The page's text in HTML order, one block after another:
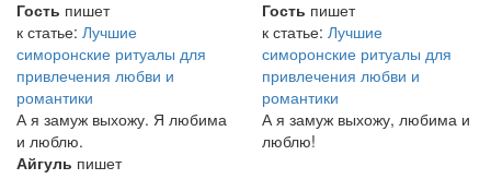
Гость пишет
к статье: Лучшие
симоронские ритуалы для
привлечения любви и
романтики
А я замуж выхожу. Я любима
и люблю.
Гость пишет
к статье: Лучшие
симоронские ритуалы для
привлечения любви и
романтики
А я замуж выхожу, любима и
люблю!
Айгуль пишет